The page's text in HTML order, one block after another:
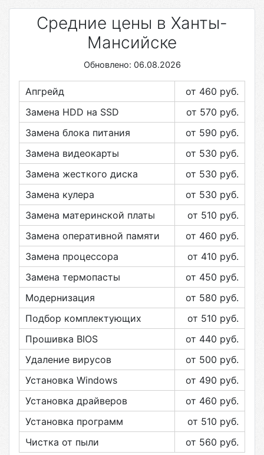
Средние цены в Ханты-
Мансийске
Обновлено: 06.08.2026
Апгрейд от 460 руб.
Замена HDD на SSD
от 570 руб.
Замена блока питания
от 590 руб.
Замена видеокарты
от 530 руб.
Замена жесткого диска
от 530 руб.
Замена кулера
от 530 руб.
Замена материнской платы
от 510 руб.
Замена оперативной памяти
от 460 руб.
Замена процессора
от 410 руб.
Замена термопасты
от 450 руб.
Модернизация
от 580 руб.
Подбор комплектующих
от 510 руб.
Прошивка BIOS
от 440 руб.
Удаление вирусов
от 500 руб.
Установка Windows
от 490 руб.
Установка драйверов
от 460 руб.
Установка программ
от 510 руб.
Чистка от пыли
от 560 руб.